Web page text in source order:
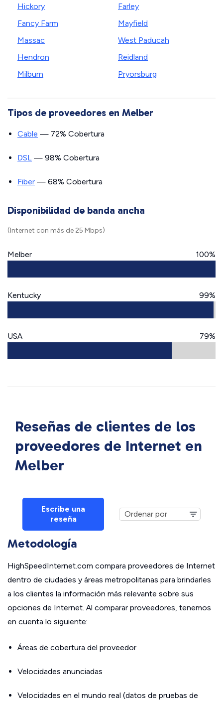
Hickory
Fancy Farm
Massac
Hendron
Milburn
Farley
Mayfield
West Paducah
Reidland
Pryorsburg
Tipos de proveedores en Melber
Cable — 72% Cobertura
DSL — 98% Cobertura
Fiber — 68% Cobertura
Disponibilidad de banda ancha
(Internet con más de 25 Mbps)
Melber 100%
Kentucky 99%
USA 79%
Reseñas de clientes de los
proveedores de Internet en
Melber
Escribe una
reseña
Metodología
HighSpeedInternet.com compara proveedores de Internet
dentro de ciudades y áreas metropolitanas para brindarles
a los clientes la información más relevante sobre sus
opciones de Internet. Al comparar proveedores, tenemos
en cuenta lo siguiente:
Áreas de cobertura del proveedor
Velocidades anunciadas
Velocidades en el mundo real (datos de pruebas de